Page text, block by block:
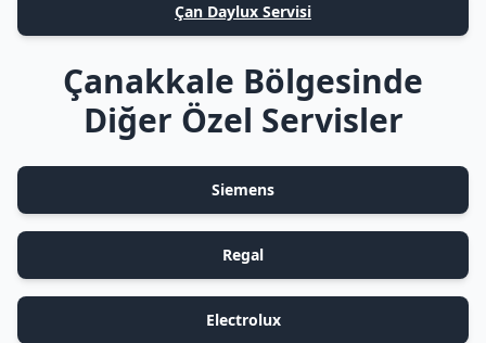
Çan Daylux Servisi
Çanakkale Bölgesinde
Diğer Özel Servisler
Siemens
Regal
Electrolux